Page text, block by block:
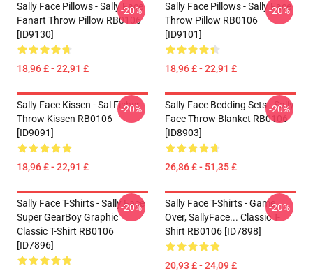
Sally Face Pillows - Sally Face
Fanart Throw Pillow RB0106
[ID9130]
18,96 £ - 22,91 £
-20%
Sally Face Pillows - Sally Face
Throw Pillow RB0106
[ID9101]
18,96 £ - 22,91 £
-20%
Sally Face Kissen - Sal Fisher
Throw Kissen RB0106
[ID9091]
18,96 £ - 22,91 £
-20%
Sally Face Bedding Sets - Sally
Face Throw Blanket RB0106
[ID8903]
26,86 £ - 51,35 £
-20%
Sally Face T-Shirts - Sally Face
Super GearBoy Graphic
Classic T-Shirt RB0106
[ID7896]
-20%
Sally Face T-Shirts - Game
Over, SallyFace... Classic T-
Shirt RB0106 [ID7898]
20,93 £ - 24,09 £
-20%